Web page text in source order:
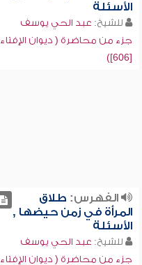
الأسئلة
للشيخ: عبد الحي يوسف
جزء من محاضرة ( ديوان الإفتاء
[606])
الفهرس: طلاق
المرأة في زمن حيضها ,
الأسئلة
للشيخ: عبد الحي يوسف
جزء من محاضرة ( ديوان الإفتاء